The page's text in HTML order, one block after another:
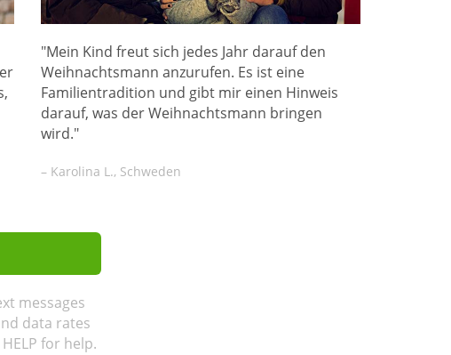
"Mein Kind freut sich jedes Jahr darauf den
Weihnachtsmann anzurufen. Es ist eine
Familientradition und gibt mir einen Hinweis
darauf, was der Weihnachtsmann bringen
wird."
– Karolina L., Schweden
messages
data rates
for help.